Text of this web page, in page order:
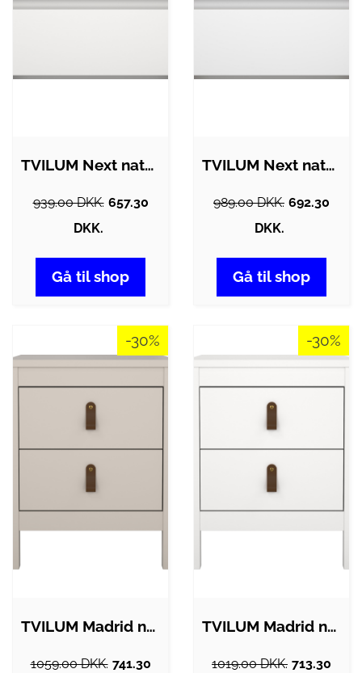
TVILUM Next natbord, m. 2 skuffer - hvid…
939.00 DKK. 657.30
DKK.
Gå til shop
TVILUM Next natbord, m. 2 skuffer - -…
989.00 DKK. 692.30
DKK.
Gå til shop
-30%
TVILUM Madrid natbord, m. 2 skuffer -…
1059.00 DKK. 741.30
-30%
TVILUM Madrid natbord, m. 2 skuffer -…
1019.00 DKK. 713.30